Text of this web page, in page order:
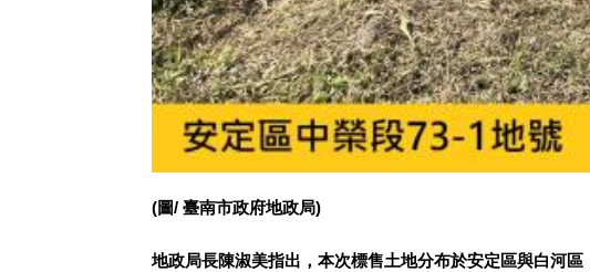
(圖/ 臺南市政府地政局)
地政局長陳淑美指出，本次標售土地分布於安定區與白河